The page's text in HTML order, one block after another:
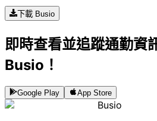
下載 Busio
即時查看並追蹤通勤資
Busio！
Google Play App Store
Busio